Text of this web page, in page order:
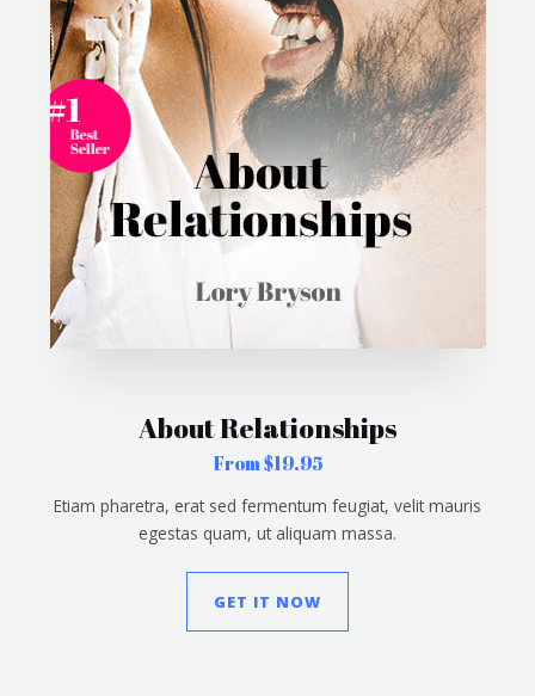
About Relationships
From $19.95
Etiam pharetra, erat sed fermentum feugiat, velit mauris
egestas quam, ut aliquam massa.
GET IT NOW